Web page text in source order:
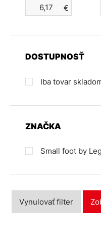
€
DOSTUPNOSŤ
Iba tovar
ZNAČKA
Small foot by
Vynulovať filter